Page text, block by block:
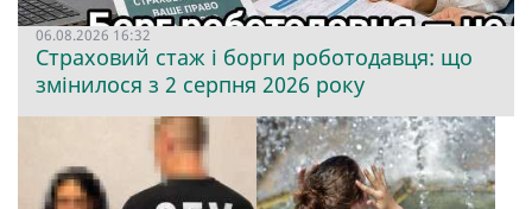
06.08.2026 16:32
Страховий стаж і борги роботодавця: що
змінилося з 2 серпня 2026 року